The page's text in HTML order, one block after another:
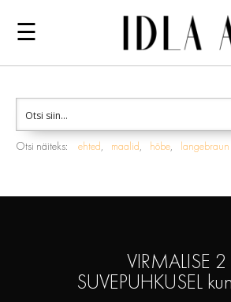
☰
Otsi näiteks: ehted maalid hõbe langebraun
VIRMALISE
SUVEPUHKUSEL